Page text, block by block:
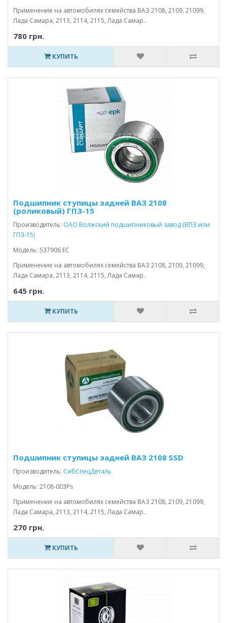
Применение на автомобилях семейства ВАЗ 2108, 2109, 21099,
Лада Самара, 2113, 2114, 2115, Лада Самар..
780 грн.
КУПИТЬ
Подшипник ступицы задней ВАЗ 2108
(роликовый) ГПЗ-15
Производитель: ОАО Волжский подшипниковый завод (ВПЗ или
ГПЗ-15)
Модель: 537906 ЕС
Применение на автомобилях семейства ВАЗ 2108, 2109, 21099,
Лада Самара, 2113, 2114, 2115, Лада Самар..
645 грн.
КУПИТЬ
Подшипник ступицы задней ВАЗ 2108 SSD
Производитель: СибСпецДеталь
Модель: 2108-003Ps
Применение на автомобилях семейства ВАЗ 2108, 2109, 21099,
Лада Самара, 2113, 2114, 2115, Лада Самар..
270 грн.
КУПИТЬ